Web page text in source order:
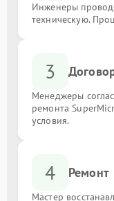
Инженеры
техническую.
3
Менеджеры
ремонта
условия.
4 Ремонт
Мастер